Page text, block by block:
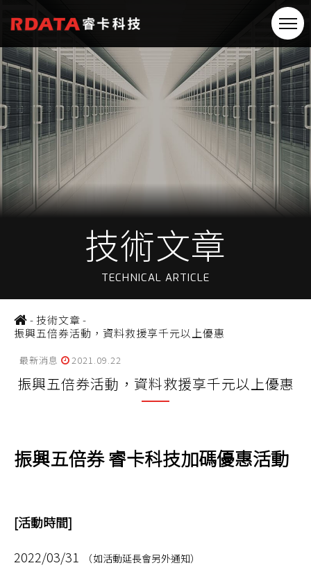
技術文章
TECHNICAL ARTICLE
- 技術文章-
振興五倍券活動，資料救援享千元以上優惠
最新消息 2021.09.22
振興五倍券活動，資料救援享千元以上優惠
振興五倍券 睿卡科技加碼優惠活動
[活動時間]
2022/03/31
（如活動延長會另外通知）